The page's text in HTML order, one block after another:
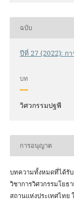
ฉบับ
ปีที่ 27 (2022): ก
บท
วิศวกรรมปฐพี
การอนุญาต
บทความทั้งหมดที่ได้รับ
วิชาการวิศวกรรมโยธ
สถานแห่งประเทศไท